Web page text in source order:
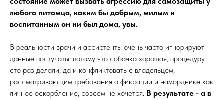
любого питомца, каким бы добрым, милым и
воспитанным он ни был дома, увы.
В реальности врачи и ассистенты очень часто игнорируют
данные постулаты: потому что собачка хорошая, процедуру
сто раз делали, да и конфликтовать с владельцем,
рассматривающим требования о фиксации и наморднике как
личное оскорбление, совсем не хочется. В результате - а в